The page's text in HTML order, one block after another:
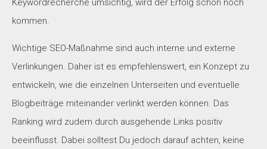
Keywordrecherche umsichtig, wird der Erfolg schon noch
kommen.
Wichtige SEO-Maßnahme sind auch interne und externe
Verlinkungen. Daher ist es empfehlenswert, ein Konzept zu
entwickeln, wie die einzelnen Unterseiten und eventuelle
Blogbeiträge miteinander verlinkt werden können. Das
Ranking wird zudem durch ausgehende Links positiv
beeinflusst. Dabei solltest Du jedoch darauf achten, keine